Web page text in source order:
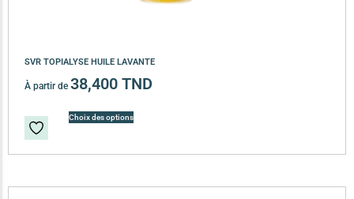
SVR TOPIALYSE HUILE LAVANTE
À partir de 38,400 TND
Choix des options